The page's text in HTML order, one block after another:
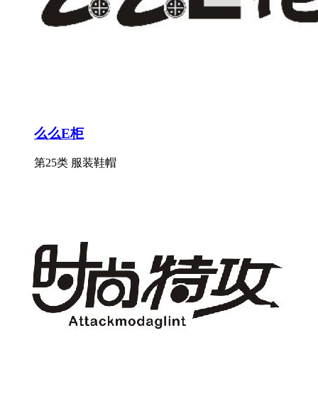
么么E柜
第25类 服装鞋帽